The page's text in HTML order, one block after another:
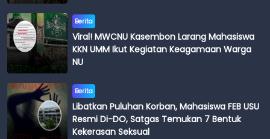
Berita
Viral! MWCNU Kasembon Larang Mahasiswa
KKN UMM Ikut Kegiatan Keagamaan Warga
NU
Berita
Libatkan Puluhan Korban, Mahasiswa FEB USU
Resmi Di-DO, Satgas Temukan 7 Bentuk
Kekerasan Seksual